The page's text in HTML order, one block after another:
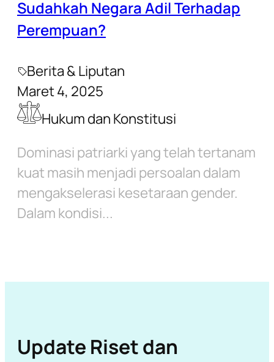
Sudahkah Negara Adil Terhadap
Perempuan?
Berita & Liputan
Maret 4, 2025
Hukum dan Konstitusi
Dominasi patriarki yang telah tertanam
kuat masih menjadi persoalan dalam
mengakselerasi kesetaraan gender.
Dalam kondisi...
Update Riset dan